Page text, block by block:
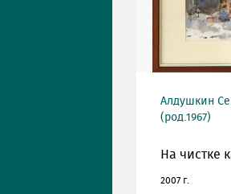
Алдушкин
(род.1967)
На чистке
2007 г.